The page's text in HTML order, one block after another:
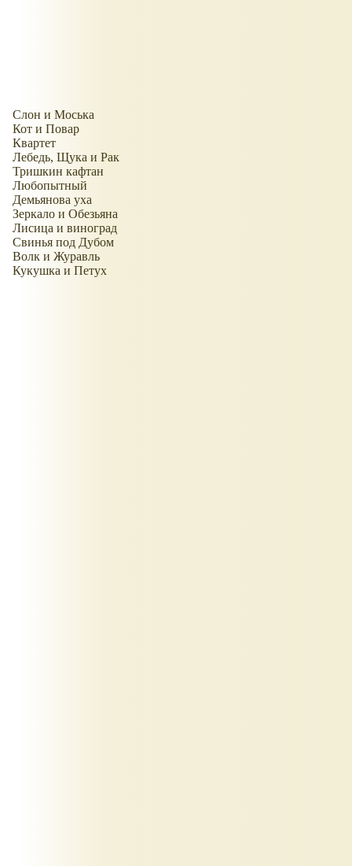
Слон и Моська
Кот и Повар
Квартет
Лебедь, Щука и Рак
Тришкин кафтан
Любопытный
Демьянова уха
Зеркало и Обезьяна
Лисица и виноград
Свинья под Дубом
Волк и Журавль
Кукушка и Петух